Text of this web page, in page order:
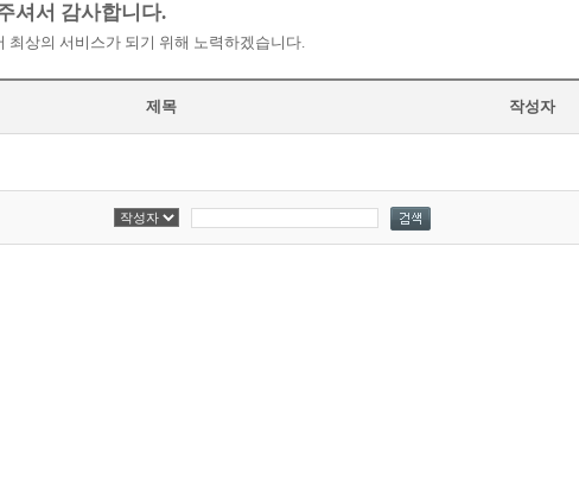
셔서 감사합니다.
최상의 서비스가 되기 위해 노력하겠습니다.
제목 작성자